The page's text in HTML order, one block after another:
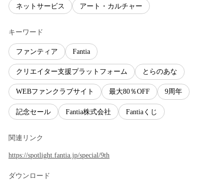
ネットサービス アート・カルチャー
キーワード
ファンティア Fantia
クリエイター支援プラットフォーム とらのあな
WEBファンクラブサイト 最大80％OFF 9周年
記念セール Fantia株式会社 Fantiaくじ
関連リンク
https://spotlight.fantia.jp/special/9th
ダウンロード